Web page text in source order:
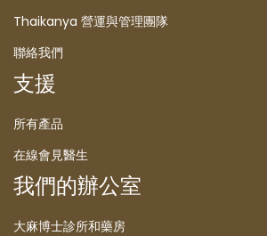
Thaikanya 營運與管理團隊
聯絡我們
支援
所有產品
在線會見醫生
我們的辦公室
大麻博士診所和藥房